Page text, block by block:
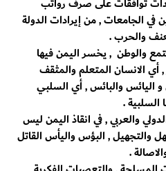
في الجامعات , من إيرادات الدولة
والحرب .
والوطن , يخسر اليمن فيها
, أي الانسان المتعلم والمثقف
اليائس والبائس , أي السلبي
السلبية .
والعربي , في انقاذ اليمن ليس
والتجهيل , البؤس واليأس القاتل
.